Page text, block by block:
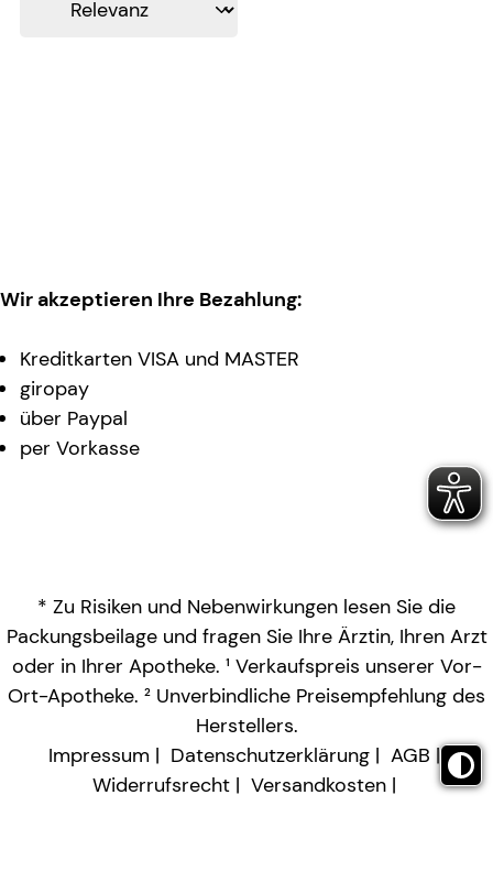
Wir akzeptieren Ihre Bezahlung:
Kreditkarten VISA und MASTER
giropay
über Paypal
per Vorkasse
* Zu Risiken und Nebenwirkungen lesen Sie die
Packungsbeilage und fragen Sie Ihre Ärztin, Ihren Arzt
oder in Ihrer Apotheke. ¹ Verkaufspreis unserer Vor-
Ort-Apotheke. ² Unverbindliche Preisempfehlung des
Herstellers.
Impressum
Datenschutzerklärung
AGB
Widerrufsrecht
Versandkosten